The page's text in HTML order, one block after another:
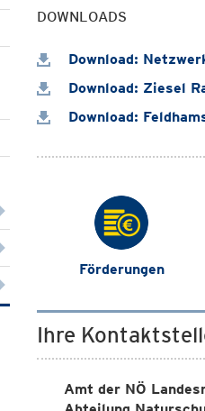
DOWNLOADS
Download:
Download: Ziesel
Download:
Förderungen
Ihre
Amt der NÖ